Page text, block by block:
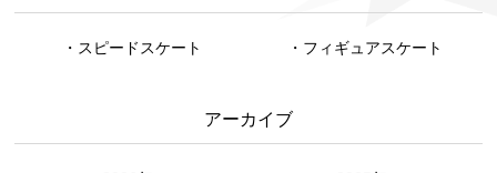
・スピードスケート ・フィギュアスケート
アーカイブ